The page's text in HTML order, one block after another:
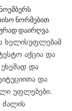
ნორმებით
დაირღვა.
ხელისუფლებამ
აქცია და
და
და
უფლებები.
ძალის